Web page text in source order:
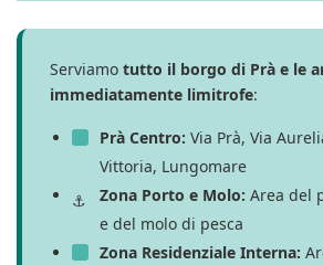
Serviamo tutto il borgo di Prà e le
immediatamente limitrofe:
Prà Centro: Via Prà, Via
Vittoria, Lungomare
Zona Porto e Molo: Area del
e del molo di pesca
Zona Residenziale Interna: